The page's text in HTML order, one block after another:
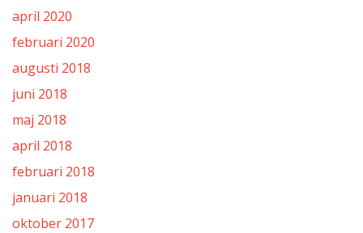
april 2020
februari 2020
augusti 2018
juni 2018
maj 2018
april 2018
februari 2018
januari 2018
oktober 2017